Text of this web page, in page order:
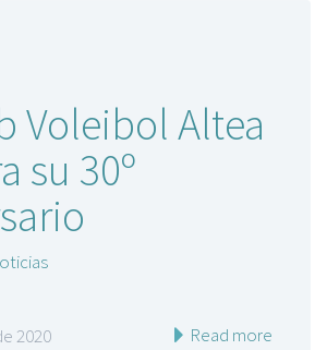
Voleibol Altea
su 30º
2020 Read more